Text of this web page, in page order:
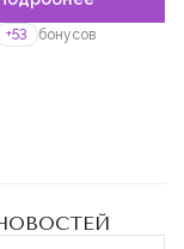
+53 бонусов